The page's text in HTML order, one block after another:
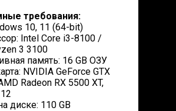
требования:
10, 11 (64-bit)
Intel Core i3-8100 /
3 3100
память: 16 GB ОЗУ
NVIDIA GeForce GTX
Radeon RX 5500 XT,
диске: 110 GB